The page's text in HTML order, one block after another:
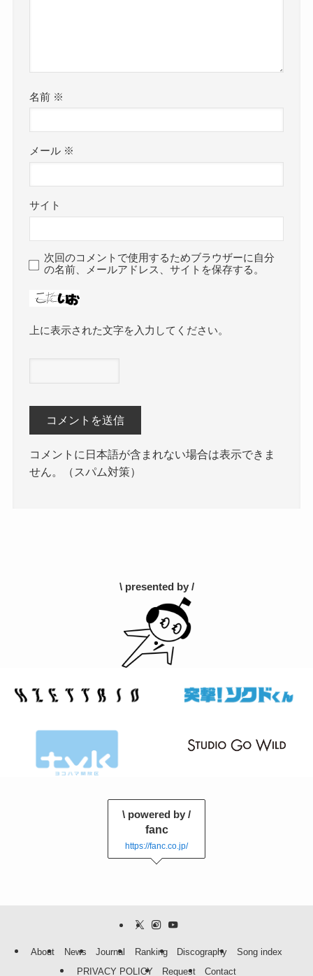
名前 ※
メール ※
サイト
次回のコメントで使用するためブラウザーに自分
の名前、メールアドレス、サイトを保存する。
上に表示された文字を入力してください。
コメントに日本語が含まれない場合は表示できま
せん。（スパム対策）
\ presented by /
\ powered by /
fanc
https://fanc.co.jp/
About News Journal Ranking Discography
Song index
PRIVACY POLICY
Request Contact